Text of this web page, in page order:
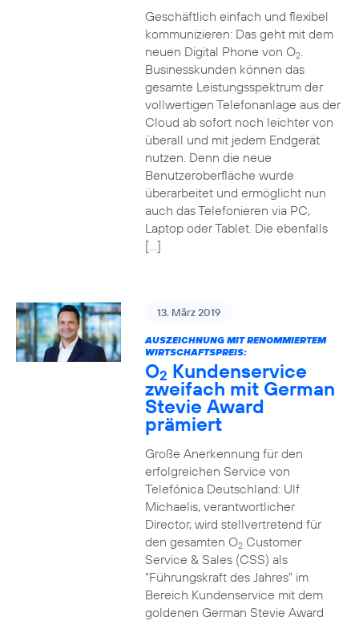
Geschäftlich einfach und flexibel
kommunizieren: Das geht mit dem
neuen Digital Phone von O2.
Businesskunden können das
gesamte Leistungsspektrum der
vollwertigen Telefonanlage aus der
Cloud ab sofort noch leichter von
überall und mit jedem Endgerät
nutzen. Denn die neue
Benutzeroberfläche wurde
überarbeitet und ermöglicht nun
auch das Telefonieren via PC,
Laptop oder Tablet. Die ebenfalls
[…]
13. März 2019
AUSZEICHNUNG MIT RENOMMIERTEM
WIRTSCHAFTSPREIS:
O2 Kundenservice
zweifach mit German
Stevie Award
prämiert
Große Anerkennung für den
erfolgreichen Service von
Telefónica Deutschland: Ulf
Michaelis, verantwortlicher
Director, wird stellvertretend für
den gesamten O2Customer
Service & Sales (CSS) als
“Führungskraft des Jahres” im
Bereich Kundenservice mit dem
goldenen German Stevie Award